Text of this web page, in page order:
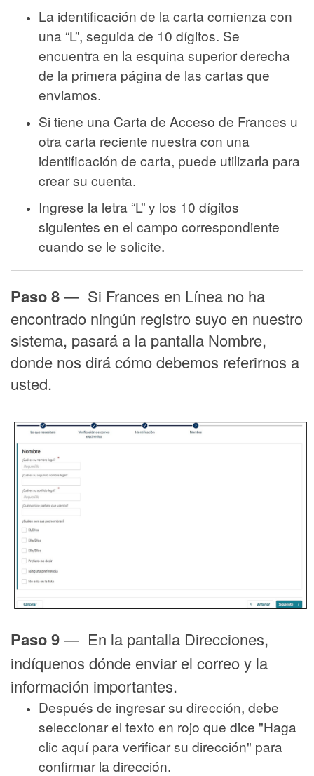
La identificación de la carta comienza con
una “L”, seguida de 10 dígitos. Se
encuentra en la esquina superior derecha
de la primera página de las cartas que
enviamos.
Si tiene una Carta de Acceso de Frances u
otra carta reciente nuestra con una
identificación de carta, puede utilizarla para
crear su cuenta.
Ingrese la letra “L” y los 10 dígitos
siguientes en el campo correspondiente
cuando se le solicite.
Paso 8— Si Frances en Línea no ha
encontrado ningún registro suyo en nuestro
sistema, pasará a la pantalla Nombre,
donde nos dirá cómo debemos referirnos a
usted.
Paso 9— En la pantalla Direcciones,
indíquenos dónde enviar el correo y la
información importantes.
Después de ingresar su dirección, debe
seleccionar el texto en rojo que dice "Haga
clic aquí para verificar su dirección" para
confirmar la dirección.